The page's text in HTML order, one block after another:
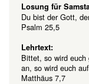
Losung für
Du bist der Gott,
Psalm 25,5
Lehrtext:
Bittet, so wird
an, so wird euch
Matthäus 7,7